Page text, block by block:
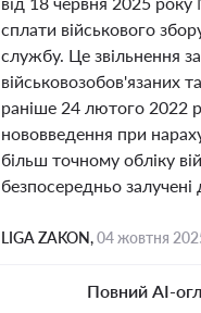
сплати військового
службу. Це звільнення
військовозобов'язаних
раніше 24 лютого 2022
нововведення при
більш точному обліку
безпосередньо
LIGA ZAKON,04 жовтня
Повний AI-